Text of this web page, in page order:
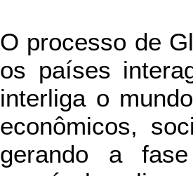
O processo de
os países
interliga o
econômicos,
gerando a